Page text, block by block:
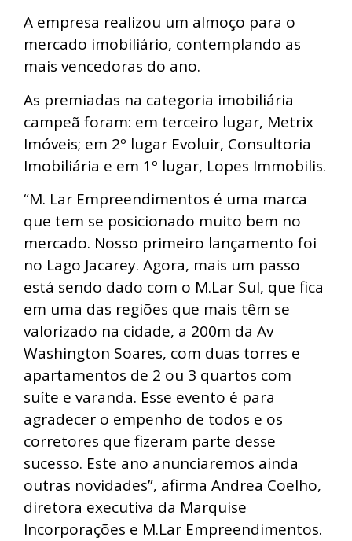
A empresa realizou um almoço para o
mercado imobiliário, contemplando as
mais vencedoras do ano.
As premiadas na categoria imobiliária
campeã foram: em terceiro lugar, Metrix
Imóveis; em 2º lugar Evoluir, Consultoria
Imobiliária e em 1º lugar, Lopes Immobilis.
“M. Lar Empreendimentos é uma marca
que tem se posicionado muito bem no
mercado. Nosso primeiro lançamento foi
no Lago Jacarey. Agora, mais um passo
está sendo dado com o M.Lar Sul, que fica
em uma das regiões que mais têm se
valorizado na cidade, a 200m da Av
Washington Soares, com duas torres e
apartamentos de 2 ou 3 quartos com
suíte e varanda. Esse evento é para
agradecer o empenho de todos e os
corretores que fizeram parte desse
sucesso. Este ano anunciaremos ainda
outras novidades”, afirma Andrea Coelho,
diretora executiva da Marquise
Incorporações e M.Lar Empreendimentos.